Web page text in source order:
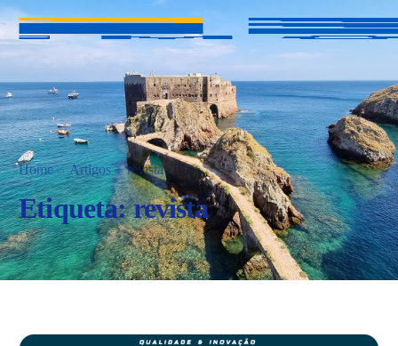
Home Artigos revista
Etiqueta:revista